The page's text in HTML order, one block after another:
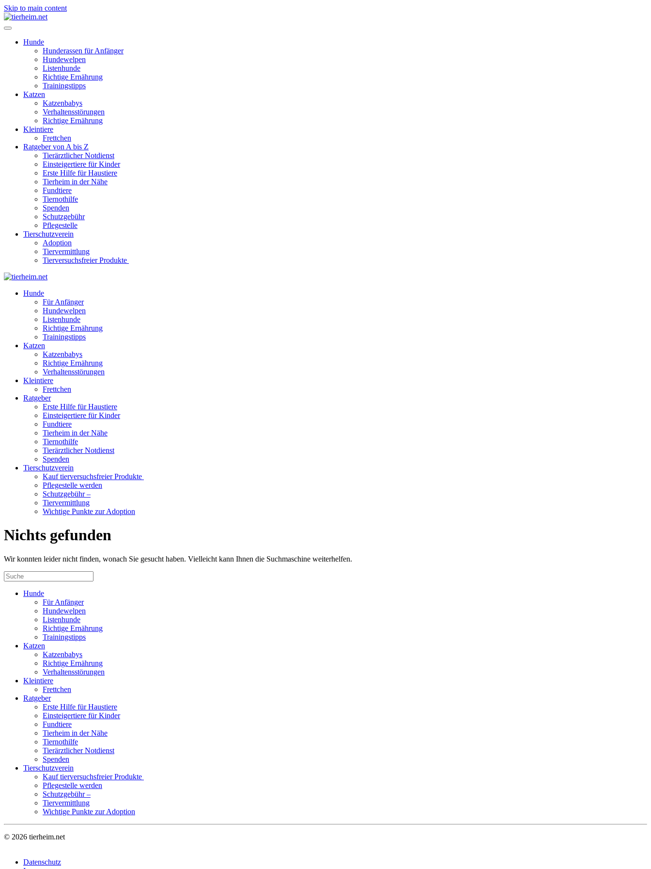
Skip to main content
Hunde
Hunderassen für Anfänger
Hundewelpen
Listenhunde
Richtige Ernährung
Trainingstipps
Katzen
Katzenbabys
Verhaltensstörungen
Richtige Ernährung
Kleintiere
Frettchen
Ratgeber von A bis Z
Tierärztlicher Notdienst
Einsteigertiere für Kinder
Erste Hilfe für Haustiere
Tierheim in der Nähe
Fundtiere
Tiernothilfe
Spenden
Schutzgebühr
Pflegestelle
Tierschutzverein
Adoption
Tiervermittlung
Tierversuchsfreier Produkte
Hunde
Für Anfänger
Hundewelpen
Listenhunde
Richtige Ernährung
Trainingstipps
Katzen
Katzenbabys
Richtige Ernährung
Verhaltensstörungen
Kleintiere
Frettchen
Ratgeber
Erste Hilfe für Haustiere
Einsteigertiere für Kinder
Fundtiere
Tierheim in der Nähe
Tiernothilfe
Tierärztlicher Notdienst
Spenden
Tierschutzverein
Kauf tierversuchsfreier Produkte
Pflegestelle werden
Schutzgebühr –
Tiervermittlung
Wichtige Punkte zur Adoption
Nichts gefunden
Wir konnten leider nicht finden, wonach Sie gesucht haben. Vielleicht kann Ihnen die Suchmaschine weiterhelfen.
Hunde
Für Anfänger
Hundewelpen
Listenhunde
Richtige Ernährung
Trainingstipps
Katzen
Katzenbabys
Richtige Ernährung
Verhaltensstörungen
Kleintiere
Frettchen
Ratgeber
Erste Hilfe für Haustiere
Einsteigertiere für Kinder
Fundtiere
Tierheim in der Nähe
Tiernothilfe
Tierärztlicher Notdienst
Spenden
Tierschutzverein
Kauf tierversuchsfreier Produkte
Pflegestelle werden
Schutzgebühr –
Tiervermittlung
Wichtige Punkte zur Adoption
© 2026 tierheim.net
Datenschutz